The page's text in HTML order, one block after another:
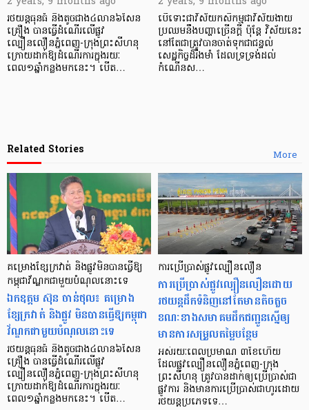
រថយន្តធុនធំ និងតូចជាង៤លាន៦សែន
គ្រឿង បានធ្វើដំណើរលើផ្លូវ
ល្បឿនលឿនភ្នំពេញ-ក្រុងព្រះសីហនុ
ក្រោយដាក់ឱ្យដំណើរការក្នុងរយៈ
ពេល១ឆ្នាំកន្លងមកនេះ។ បើត…
បើទោះជាវិស័យកសិកម្មជាវិស័យងាយ
ប្រឈមនឹងបញ្ហាច្រើនក្ដី ប៉ុន្ដែ វិស័យនេះ
នៅតែជាត្រូវបានចាត់ទុកជាជន្ទល់
សេដ្ឋកិច្ចដ៏រឹងមាំ ដែលទ្រទ្រង់ដល់
កំណើនស…
More
Related Stories
គម្រោងខ្សែក្រវាត់ និងផ្លូវមិនបានធ្វើឱ្យ
កម្ពុជាវ័ណ្ឌកជាមួយបំណុលនោះទេ
ឯកឧត្តម ស៊ុន ចាន់ថុល៖ គម្រោង
ខ្សែក្រវាត់ និងផ្លូវ មិនបានធ្វើឱ្យកម្ពុជា
វ័ណ្ឌកជាមួយបំណុលនោះទេ
រថយន្តធុនធំ និងតូចជាង៤លាន៦សែន
គ្រឿង បានធ្វើដំណើរលើផ្លូវ
ល្បឿនលឿនភ្នំពេញ-ក្រុងព្រះសីហនុ
ក្រោយដាក់ឱ្យដំណើរការក្នុងរយៈ
ពេល១ឆ្នាំកន្លងមកនេះ។ បើត…
ការប្រើប្រាស់ផ្លូវល្បឿនលឿន
ការប្រើប្រាស់ផ្លូវល្បឿនលឿនដោយ
រថយន្ដដឹកទំនិញនៅតែមានតិចតួច
ខណៈខាងសមាគមដឹកជញ្ជូនស្នើឲ្យ
មានការសម្រួលតម្លៃបន្ថែម
អស់រយៈពេលប្រមាណ ៣ខែហើយ
ដែលផ្លូវល្បឿនលឿនភ្នំពេញ-ក្រុង
ព្រះសីហនុ ត្រូវបានដាក់ឲ្យប្រើប្រាស់ជា
ផ្លូវការ និងមានការប្រើប្រាស់ជាហូរដោយ
រថយន្ដប្រភេទទេ…